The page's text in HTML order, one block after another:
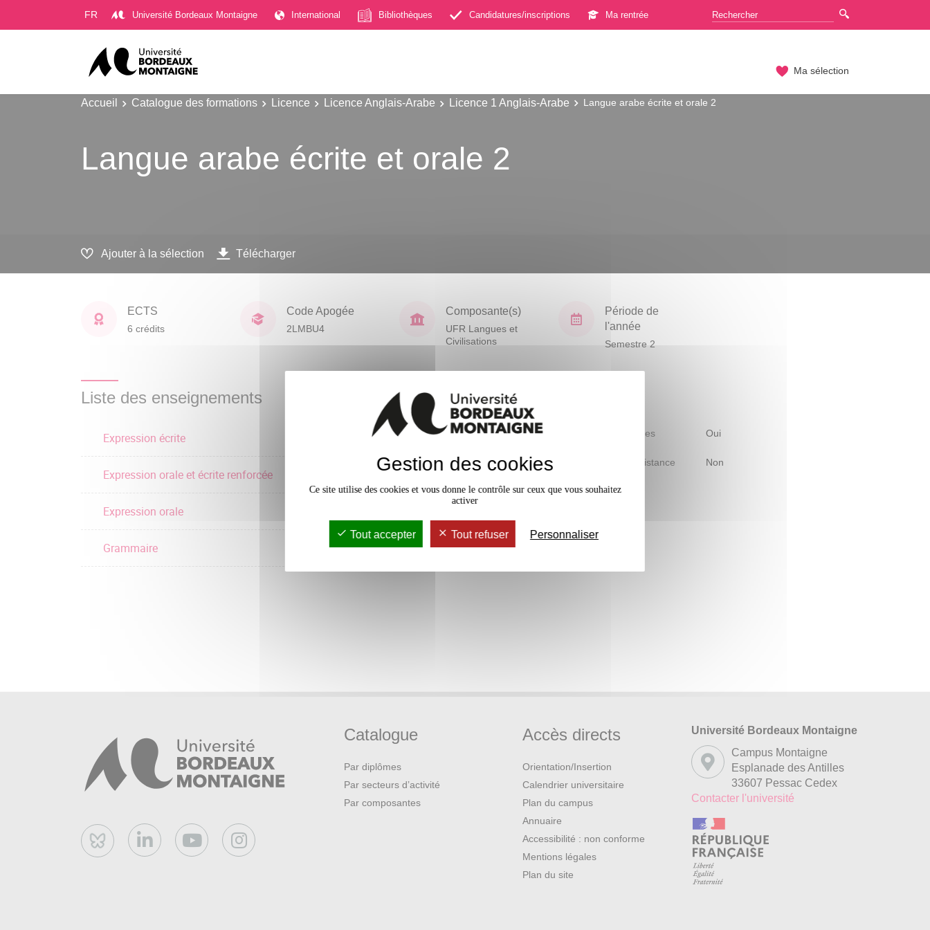
FR Université Bordeaux Montaigne International Bibliothèques Candidatures/inscriptions Ma rentrée
Ma sélection
Accueil Catalogue des formations Licence Licence Anglais-Arabe Licence 1 Anglais-Arabe Langue arabe écrite et orale 2
Langue arabe écrite et orale 2
Ajouter à la sélection Télécharger
ECTS
6 crédits
Code Apogée
2LMBU4
Composante(s)
UFR Langues et
Civilisations
Période de
l'année
Semestre 2
Liste des enseignements
Expression écrite
Expression orale et écrite renforcée
Expression orale
Grammaire
Mobilité d'études Oui
Accessible à distance Non
Bluesky
Catalogue
Par diplômes
Par secteurs d’activité
Par composantes
Accès directs
Orientation/Insertion
Calendrier universitaire
Plan du campus
Annuaire
Accessibilité : non conforme
Mentions légales
Plan du site
Université Bordeaux Montaigne
Campus Montaigne
Esplanade des Antilles
33607 Pessac Cedex
Contacter l'université
Gestion des cookies
Ce site utilise des cookies et vous donne le contrôle sur ceux que vous souhaitez
activer
Tout accepter Tout refuser Personnaliser